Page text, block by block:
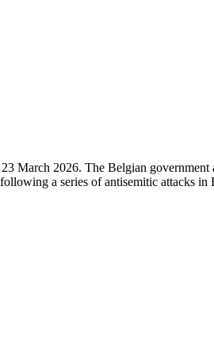
March 2026. The Belgian
following a series of antisemitic